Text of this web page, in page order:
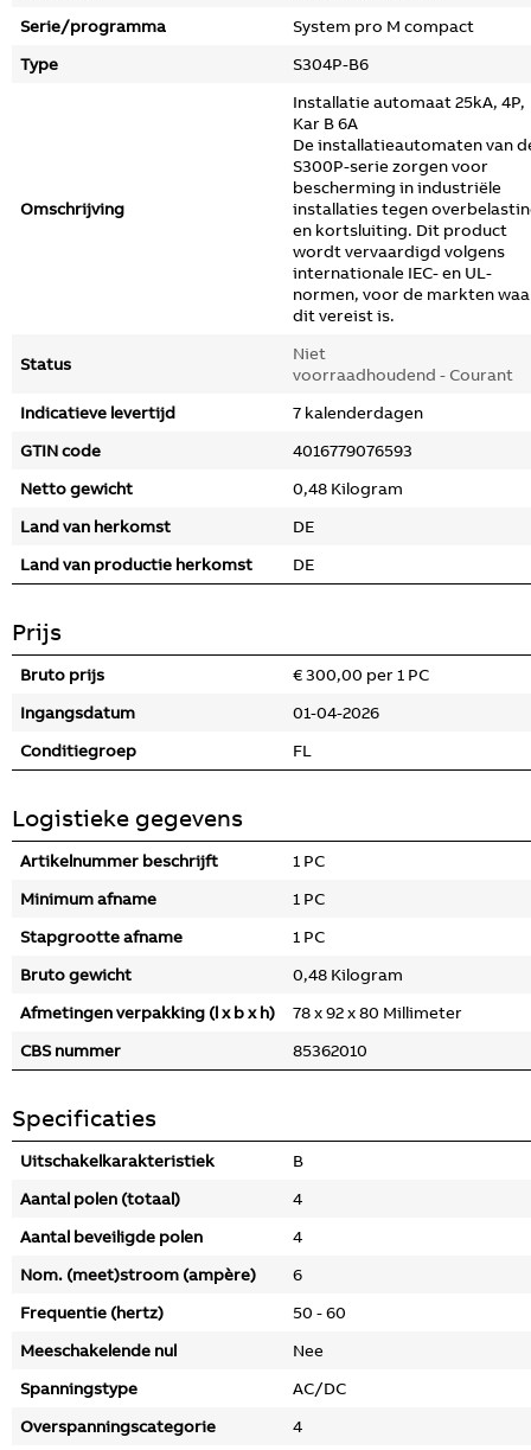
Serie/programma
System pro M compact
Type
S304P-B6
Omschrijving
Installatie automaat 25kA, 4P,
Kar B 6A
De installatieautomaten van
S300P-serie zorgen voor
bescherming in industriële
installaties tegen
en kortsluiting. Dit product
wordt vervaardigd volgens
internationale IEC- en UL-
normen, voor de markten
dit vereist is.
Status
Niet
voorraadhoudend - Courant
Indicatieve levertijd
7 kalenderdagen
GTIN code
4016779076593
Netto gewicht
0,48 Kilogram
Land van herkomst
DE
Land van productie herkomst
DE
Prijs
Bruto prijs
€ 300,00 per 1 PC
Ingangsdatum
01-04-2026
Conditiegroep
FL
Logistieke gegevens
Artikelnummer beschrijft
1 PC
Minimum afname
1 PC
Stapgrootte afname
1 PC
Bruto gewicht
0,48 Kilogram
Afmetingen verpakking (l x b x h)
78 x 92 x 80 Millimeter
CBS nummer
85362010
Specificaties
Uitschakelkarakteristiek
B
Aantal polen (totaal)
4
Aantal beveiligde polen
4
Nom. (meet)stroom (ampère)
6
Frequentie (hertz)
50 - 60
Meeschakelende nul
Nee
Spanningstype
AC/DC
Overspanningscategorie
4